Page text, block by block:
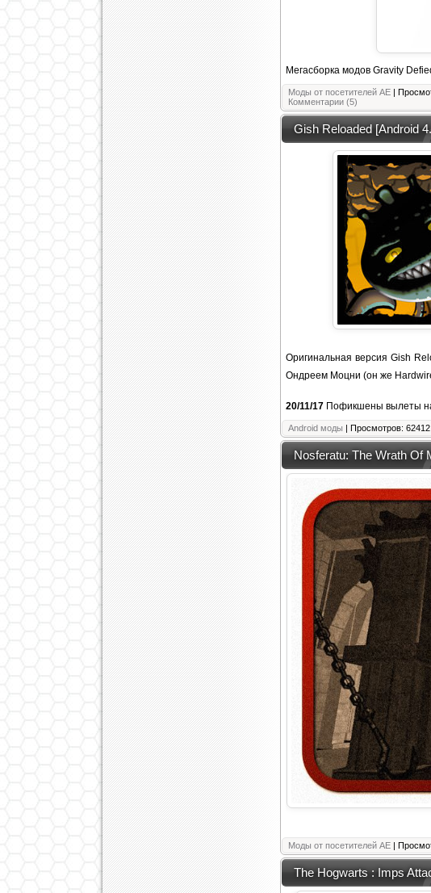
Мегасборка модов Gravity
Моды от посетителей АЕ |
Комментарии (5)
Gish Reloaded [Android
Оригинальная версия Gish
Ондреем Моцни (он же
20/11/17 Пофикшены вылеты
Android моды | Просмотров:
Nosferatu: The Wrath Of
Моды от посетителей АЕ |
The Hogwarts : Imps